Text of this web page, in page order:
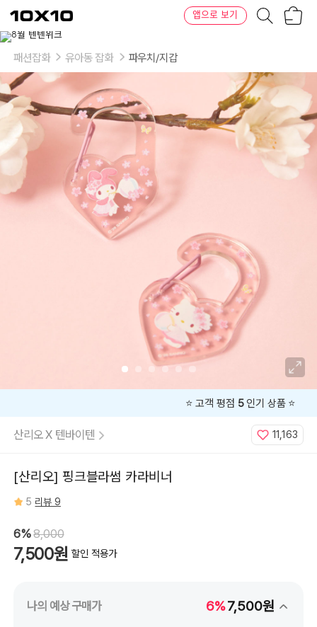
텐
바
텐
앱으로 보기
이
상
-
캐
릭
터:
헬
키
티,
마
패션잡화 유아동 잡화 파우치/지갑
인기 상품 ⭐️
산리오 X 텐바이텐 11,163
[산리오] 핑크블라썸 카라비너
5 리뷰 9
6%8,000
7,500원 할인 적용가
나의 예상 구매가 6%7,500원